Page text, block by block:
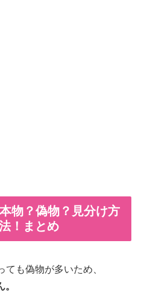
物？偽物？見分け方
！まとめ
も偽物が多いため、